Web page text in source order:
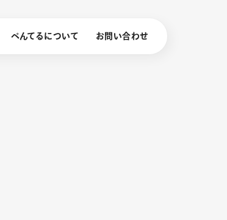
ぺんてるについて お問い合わせ